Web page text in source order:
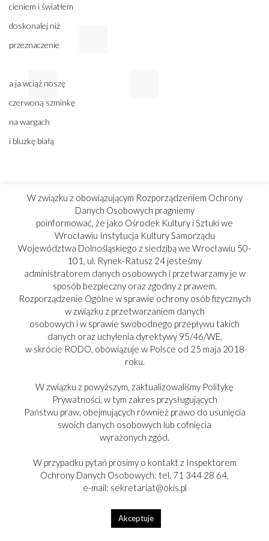
cieniem i światłem
doskonalej niż
przeznaczenie
a ja wciąż noszę
czerwoną szminkę
na wargach
i bluzkę białą
alonesses
jak po lewej ręce Boga
wciąż zaludnia się samotność
przychodzi do mnie zawsze
gdy mysz hałasuje w ścianie
nie muszę wtedy kłamać
cierpienie staje się złudzeniem
wieją we mnie czy za oknem
W związku z obowiązującym Rozporządzeniem Ochrony
Danych Osobowych pragniemy
poinformować, że jako Ośrodek Kultury i Sztuki we
Wrocławiu Instytucja Kultury Samorządu
Województwa Dolnośląskiego z siedzibą we Wrocławiu 50-
101, ul. Rynek-Ratusz 24 jesteśmy
administratorem danych osobowych i przetwarzamy je w
sposób bezpieczny oraz zgodny z prawem.
Rozporządzenie Ogólne w sprawie ochrony osób fizycznych
w związku z przetwarzaniem danych
osobowych i w sprawie swobodnego przepływu takich
danych oraz uchylenia dyrektywy 95/46/WE,
w skrócie RODO, obowiązuje w Polsce od 25 maja 2018
roku.
W związku z powyższym, zaktualizowaliśmy Politykę
Prywatności, w tym zakres przysługujących
Państwu praw, obejmujących również prawo do usunięcia
swoich danych osobowych lub cofnięcia
wyrażonych zgód.
W przypadku pytań prosimy o kontakt z Inspektorem
Ochrony Danych Osobowych: tel. 71 344 28 64,
e-mail: sekretariat@okis.pl
Akceptuje